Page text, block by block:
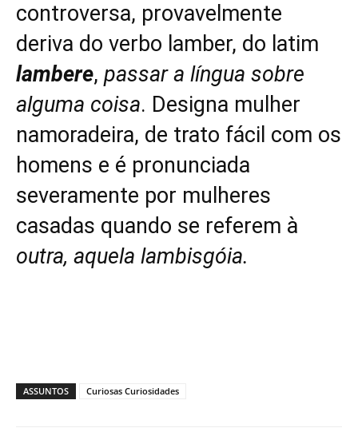
controversa, provavelmente
deriva do verbo lamber, do latim
lambere, passar a língua sobre
alguma coisa. Designa mulher
namoradeira, de trato fácil com os
homens e é pronunciada
severamente por mulheres
casadas quando se referem à
outra, aquela lambisgóia.
ASSUNTOS Curiosas Curiosidades